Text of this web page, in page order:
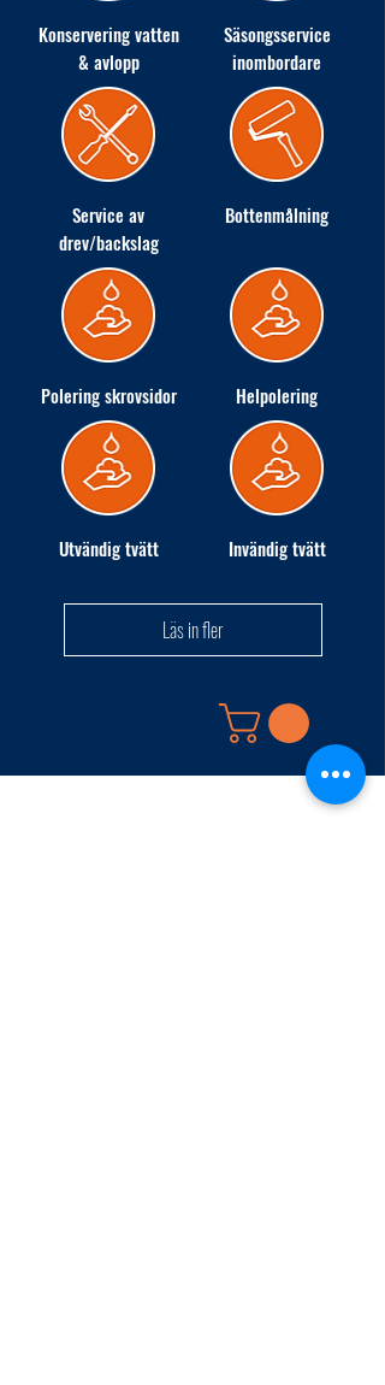
Konservering vatten
& avlopp
Säsongsservice
inombordare
Service av
drev/backslag
Bottenmålning
Polering skrovsidor Helpolering
Utvändig tvätt Invändig tvätt
Läs in fler